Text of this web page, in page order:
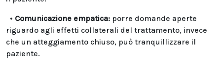
• Comunicazione empatica: porre domande aperte
riguardo agli effetti collaterali del trattamento, invece
che un atteggiamento chiuso, può tranquillizzare il
paziente.